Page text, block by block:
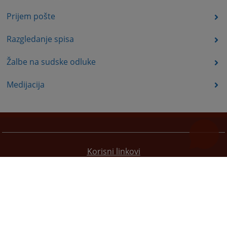
Prijem pošte
Razgledanje spisa
Žalbe na sudske odluke
Medijacija
Korisni linkovi